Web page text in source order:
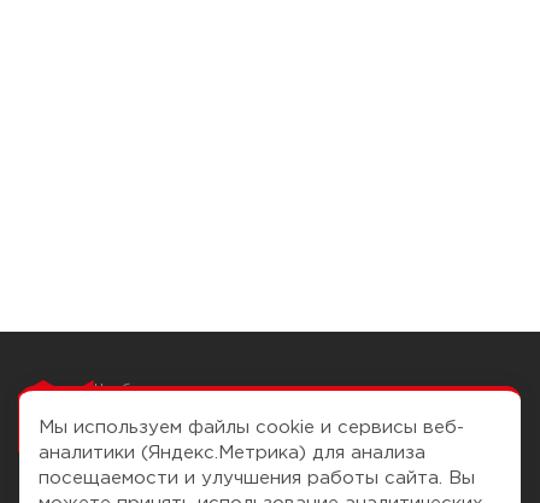
Чтобы вам легко
Мы используем файлы cookie и сервисы веб-
аналитики (Яндекс.Метрика) для анализа
посещаемости и улучшения работы сайта. Вы